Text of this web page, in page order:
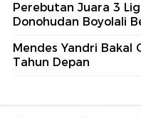
Perebutan Juara 3
Donohudan Boyolali
Mendes Yandri Bakal
Tahun Depan